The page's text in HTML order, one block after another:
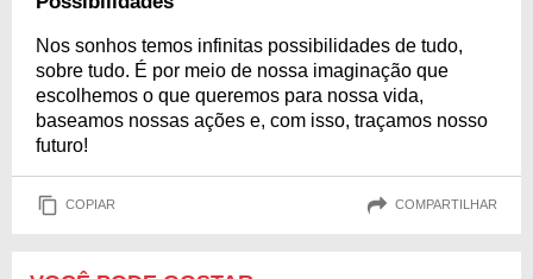
Nos sonhos temos infinitas possibilidades de tudo,
sobre tudo. É por meio de nossa imaginação que
escolhemos o que queremos para nossa vida,
baseamos nossas ações e, com isso, traçamos nosso
futuro!
COPIAR COMPARTILHAR